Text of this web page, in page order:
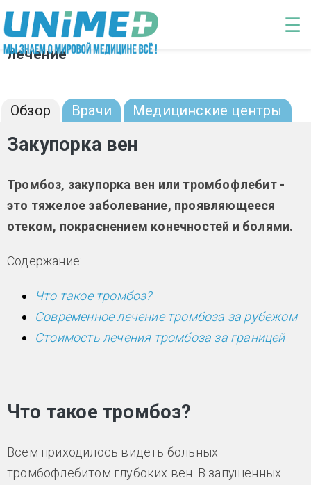
Перейти к основному содержанию
☰
Закупорка вен: диагностика и
лечение
Обзор Врачи Медицинские центры
Закупорка вен
Тромбоз, закупорка вен или тромбофлебит -
это тяжелое заболевание, проявляющееся
отеком, покраснением конечностей и болями.
Содержание:
Что такое тромбоз?
Современное лечение тромбоза за рубежом
Стоимость лечения тромбоза за границей
Что такое тромбоз?
Всем приходилось видеть больных
тромбофлебитом глубоких вен. В запущенных